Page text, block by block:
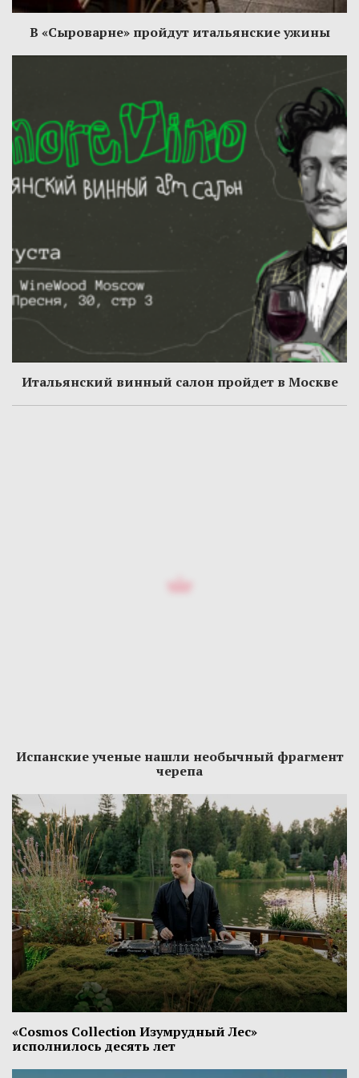
В «Сыроварне» пройдут итальянские ужины
Итальянский винный салон пройдет в Москве
Испанские ученые нашли необычный фрагмент
черепа
«Cosmos Collection Изумрудный Лес»
исполнилось десять лет